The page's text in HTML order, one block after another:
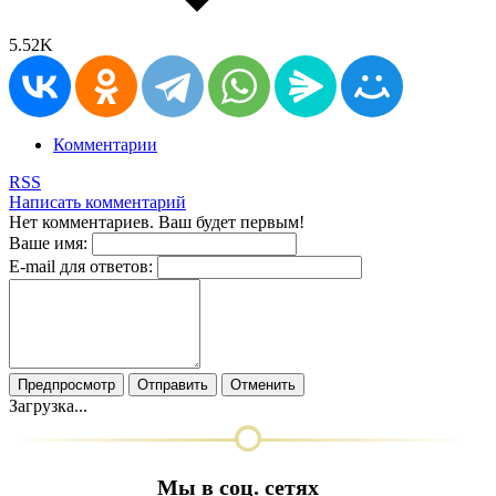
5.52K
Комментарии
RSS
Написать комментарий
Нет комментариев. Ваш будет первым!
Ваше имя:
E-mail для ответов:
Предпросмотр Отправить Отменить
Загрузка...
Мы в соц. сетях